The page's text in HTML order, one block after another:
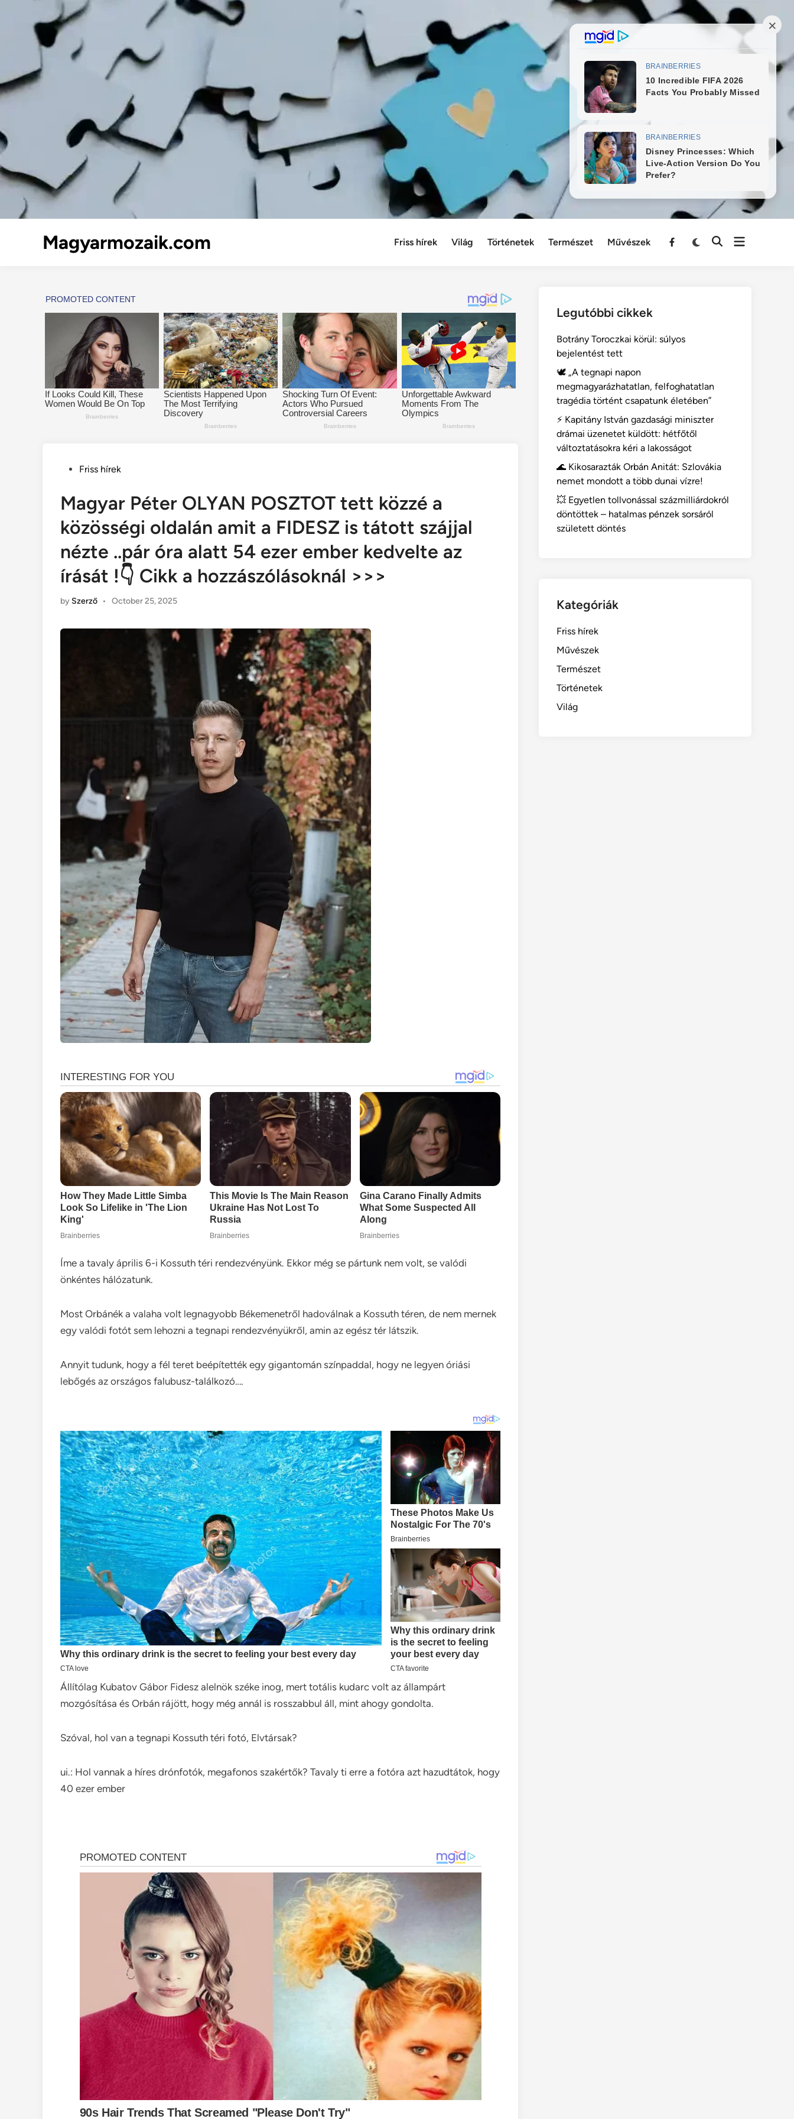
Magyarmozaik.com Friss hírek Világ Történetek Természet Művészek
Menu
PostedFriss hírek
Magyar Péter OLYAN POSZTOT tett közzé a
közösségi oldalán amit a FIDESZ is tátott szájjal
nézte ..pár óra alatt 54 ezer ember kedvelte az
írását !👇 Cikk a hozzászólásoknál >>>
by Szerző • October 25, 2025
Íme a tavaly április 6-i Kossuth téri rendezvényünk. Ekkor még se pártunk nem volt, se valódi
önkéntes hálózatunk.
Most Orbánék a valaha volt legnagyobb Békemenetről hadoválnak a Kossuth téren, de nem mernek
egy valódi fotót sem lehozni a tegnapi rendezvényükről, amin az egész tér látszik.
Annyit tudunk, hogy a fél teret beépítették egy gigantomán színpaddal, hogy ne legyen óriási
lebőgés az országos falubusz-találkozó….
Állítólag Kubatov Gábor Fidesz alelnök széke inog, mert totális kudarc volt az állampárt
mozgósítása és Orbán rájött, hogy még annál is rosszabbul áll, mint ahogy gondolta.
Szóval, hol van a tegnapi Kossuth téri fotó, Elvtársak?
ui.: Hol vannak a híres drónfotók, megafonos szakértők? Tavaly ti erre a fotóra azt hazudtátok, hogy
40 ezer ember
Legutóbbi cikkek
Botrány Toroczkai körül: súlyos
bejelentést tett
🕊️ „A tegnapi napon
megmagyarázhatatlan, felfoghatatlan
tragédia történt csapatunk életében”
⚡ Kapitány István gazdasági miniszter
drámai üzenetet küldött: hétfőtől
változtatásokra kéri a lakosságot
🌊 Kikosarazták Orbán Anitát: Szlovákia
nemet mondott a több dunai vízre!
💥 Egyetlen tollvonással százmilliárdokról
döntöttek – hatalmas pénzek sorsáról
született döntés
Kategóriák
Friss hírek
Művészek
Természet
Történetek
Világ